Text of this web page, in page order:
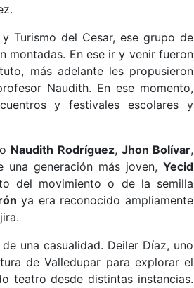
Turismo del Cesar, ese grupo de
montadas. En ese ir y venir fueron
más adelante les propusieron
Naudith. En ese momento,
y festivales escolares y
Naudith Rodríguez, Jhon Bolívar,
generación más joven,Yecid
del movimiento o de la semilla
ya era reconocido ampliamente
una casualidad. Deiler Díaz, uno
de Valledupar para explorar el
teatro desde distintas instancias.